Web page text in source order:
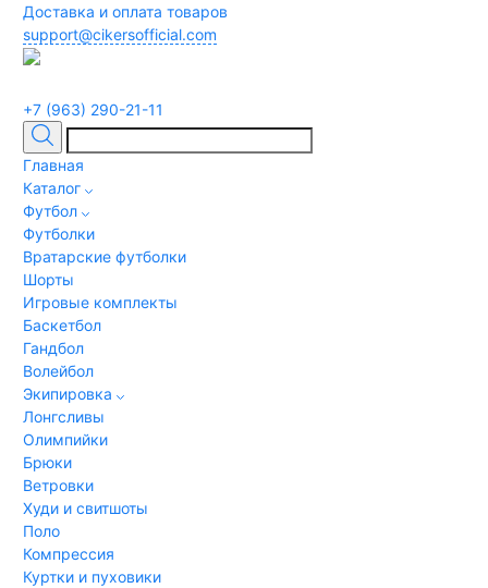
Доставка и оплата товаров
support@cikersofficial.com
+7 (963) 290-21-11
Главная
Каталог
Футбол
Футболки
Вратарские футболки
Шорты
Игровые комплекты
Баскетбол
Гандбол
Волейбол
Экипировка
Лонгсливы
Олимпийки
Брюки
Ветровки
Худи и свитшоты
Поло
Компрессия
Куртки и пуховики